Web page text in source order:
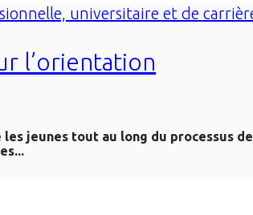
l’orientation
jeunes tout au long du processus de